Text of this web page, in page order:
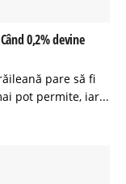
0,2% devine
pare să fi
pot permite, iar...